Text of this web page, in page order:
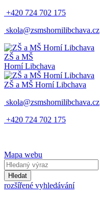
+420 724 702 175
skola@zsmshornilibchava.cz
ZŠ a MŠ
Horní Libchava
ZŠ a MŠ Horní Libchava
skola@zsmshornilibchava.cz
+420 724 702 175
Mapa webu
Hledat
rozšířené vyhledávání